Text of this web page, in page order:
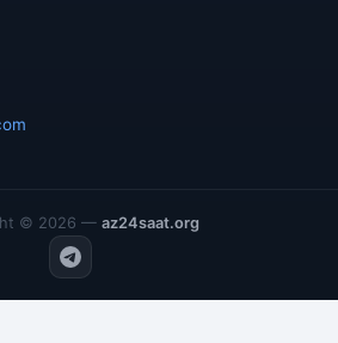
© 2026 — az24saat.org